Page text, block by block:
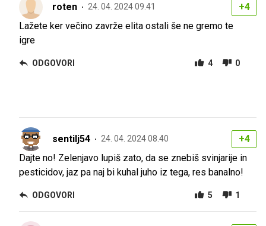
roten 24. 04. 2024 09.41
+4
Lažete ker večino zavrže elita ostali še ne gremo te
igre
ODGOVORI 4 0
sentilj54 24. 04. 2024 08.40
+4
Dajte no! Zelenjavo lupiš zato, da se znebiš svinjarije in
pesticidov, jaz pa naj bi kuhal juho iz tega, res banalno!
ODGOVORI 5 1